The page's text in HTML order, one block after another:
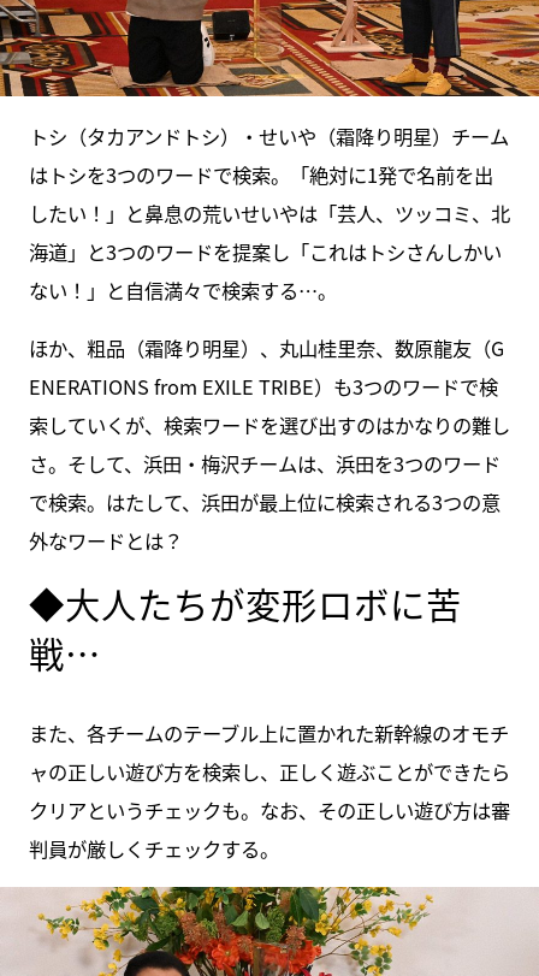
トシ（タカアンドトシ）・せいや（霜降り明星）チーム
はトシを3つのワードで検索。「絶対に1発で名前を出
したい！」と鼻息の荒いせいやは「芸人、ツッコミ、北
海道」と3つのワードを提案し「これはトシさんしかい
ない！」と自信満々で検索する…。
ほか、粗品（霜降り明星）、丸山桂里奈、数原龍友（G
ENERATIONS from EXILE TRIBE）も3つのワードで検
索していくが、検索ワードを選び出すのはかなりの難し
さ。そして、浜田・梅沢チームは、浜田を3つのワード
で検索。はたして、浜田が最上位に検索される3つの意
外なワードとは？
◆大人たちが変形ロボに苦
戦…
また、各チームのテーブル上に置かれた新幹線のオモチ
ャの正しい遊び方を検索し、正しく遊ぶことができたら
クリアというチェックも。なお、その正しい遊び方は審
判員が厳しくチェックする。